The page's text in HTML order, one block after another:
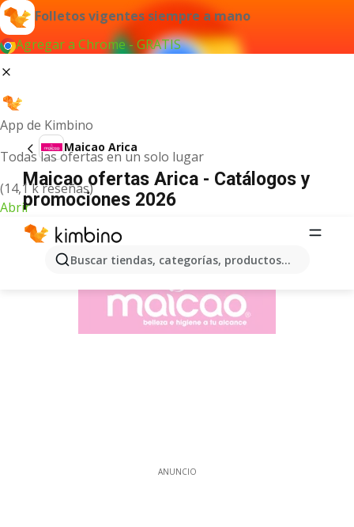
Folletos vigentes siempre a mano
Agregar a Chrome - GRATIS
App de Kimbino
Todas las ofertas en un solo lugar
(14,1 k reseñas)
Abrir
Buscar tiendas, categorías, productos...
Maicao Arica
Maicao ofertas Arica - Catálogos y
promociones 2026
ANUNCIO